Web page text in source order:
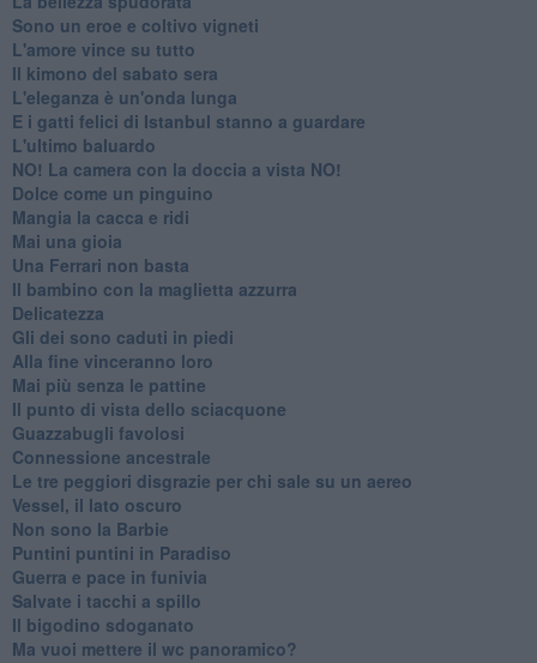
Sono un eroe e coltivo vigneti
L'amore vince su tutto
Il kimono del sabato sera
L'eleganza è un'onda lunga
E i gatti felici di Istanbul stanno a guardare
L'ultimo baluardo
NO! La camera con la doccia a vista NO!
Dolce come un pinguino
Mangia la cacca e ridi
Mai una gioia
Una Ferrari non basta
Il bambino con la maglietta azzurra
Delicatezza
Gli dei sono caduti in piedi
Alla fine vinceranno loro
Mai più senza le pattine
Il punto di vista dello sciacquone
Guazzabugli favolosi
Connessione ancestrale
Le tre peggiori disgrazie per chi sale su un aereo
Vessel, il lato oscuro
Non sono la Barbie
Puntini puntini in Paradiso
Guerra e pace in funivia
Salvate i tacchi a spillo
Il bigodino sdoganato
Ma vuoi mettere il wc panoramico?